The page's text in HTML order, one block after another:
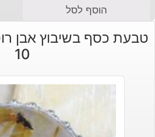
הוסף לסל
טבעת כסף בשיבוץ אבן
10